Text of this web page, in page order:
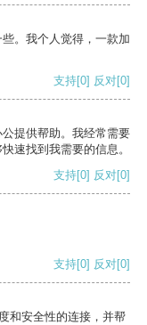
。我个人觉得，一款加
支持[0] 反对[0]
提供帮助。我经常需要
速找到我需要的信息。
支持[0] 反对[0]
支持[0] 反对[0]
和安全性的连接，并帮